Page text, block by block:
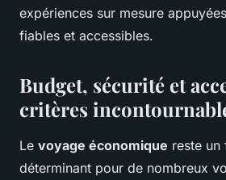
expériences sur mesure
fiables et accessibles.
Budget, sécurité et
critères
Le voyage économique reste un
déterminant pour de nombreux